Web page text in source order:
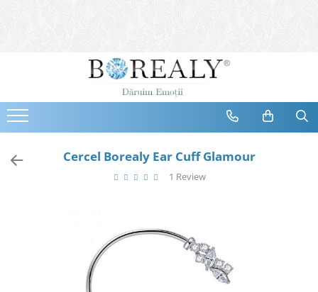
Bijuterii
Cercei
Bratari
Coliere
Bijuterii Mirese
Cercel Borealy Ear Cuff Glamour
1 Review